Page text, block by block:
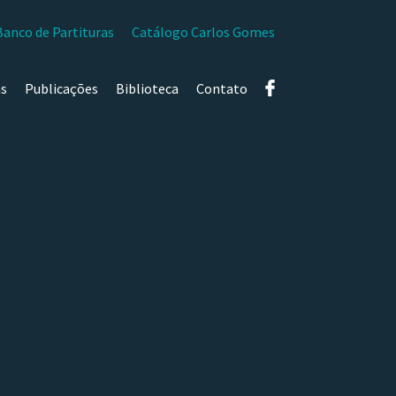
de Partituras Catálogo Carlos Gomes
Publicações Biblioteca Contato